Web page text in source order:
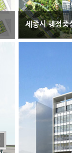
세종시 행정중